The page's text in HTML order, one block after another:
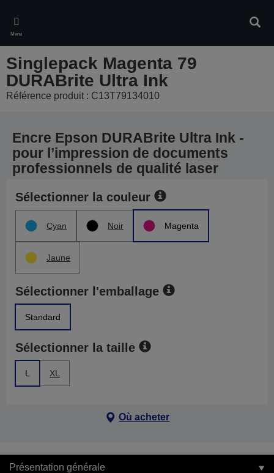
main
content
Menu
Singlepack Magenta 79
DURABrite Ultra Ink
Référence produit : C13T79134010
Encre Epson DURABrite Ultra Ink -
pour l’impression de documents
professionnels de qualité laser
Sélectionner la couleur
Cyan Noir Magenta
Jaune
Sélectionner l'emballage
Standard
Sélectionner la taille
L XL
Où acheter
Présentation générale